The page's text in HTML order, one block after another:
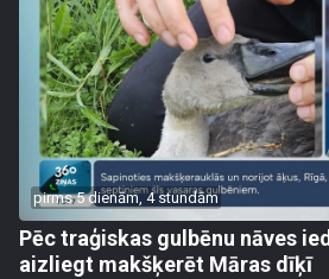
pirms 5 dienām, 4 stundām
Pēc traģiskas gulbēnu nāves
aizliegt makšķerēt Māras dīķī